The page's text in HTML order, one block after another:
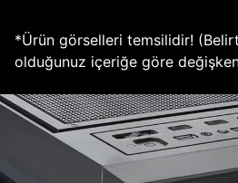
*Ürün görselleri temsilidir!
olduğunuz içeriğe göre